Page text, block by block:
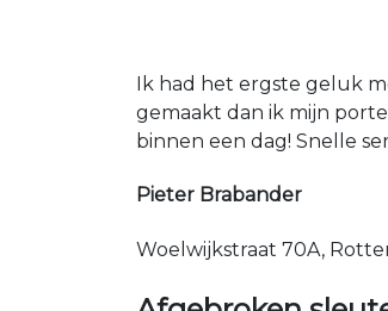
Ik had het ergste geluk
gemaakt dan ik mijn
binnen een dag! Snelle
Pieter Brabander
Woelwijkstraat 70A,